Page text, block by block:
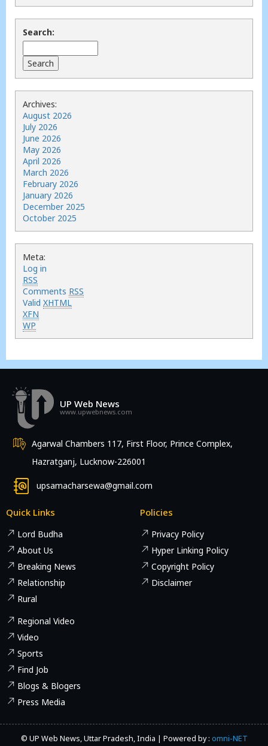
Search:
Archives:
August 2026
July 2026
June 2026
May 2026
April 2026
March 2026
February 2026
January 2026
December 2025
October 2025
Meta:
Log in
RSS
Comments RSS
Valid XHTML
XFN
WP
UP Web News
www.upwebnews.com
Agarwal Chambers 117, First Floor, Prince Complex,
Hazratganj, Lucknow-226001
upsamacharsewa@gmail.com
Quick Links
Lord Budha
About Us
Breaking News
Relationship
Rural
Regional Video
Video
Sports
Find Job
Blogs & Blogers
Press Media
Policies
Privacy Policy
Hyper Linking Policy
Copyright Policy
Disclaimer
© UP Web News, Uttar Pradesh, India | Powered by : omni-NET